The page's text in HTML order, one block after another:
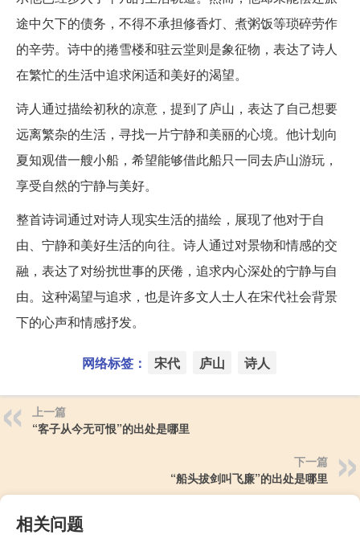
途中欠下的债务，不得不承担修香灯、煮粥饭等琐碎劳作
的辛劳。诗中的捲雪楼和驻云堂则是象征物，表达了诗人
在繁忙的生活中追求闲适和美好的渴望。
诗人通过描绘初秋的凉意，提到了庐山，表达了自己想要
远离繁杂的生活，寻找一片宁静和美丽的心境。他计划向
夏知观借一艘小船，希望能够借此船只一同去庐山游玩，
享受自然的宁静与美好。
整首诗词通过对诗人现实生活的描绘，展现了他对于自
由、宁静和美好生活的向往。诗人通过对景物和情感的交
融，表达了对纷扰世事的厌倦，追求内心深处的宁静与自
由。这种渴望与追求，也是许多文人士人在宋代社会背景
下的心声和情感抒发。
网络标签： 宋代 庐山 诗人
上一篇
“客子从今无可恨”的出处是哪里
下一篇
“船头拔剑叫飞廉”的出处是哪里
相关问题